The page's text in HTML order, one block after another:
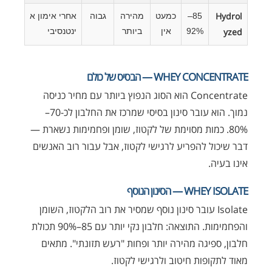
Hydrol
yzed
85–
92%
כמעט
אין
מהירה
ביותר
גבוה
אחרי אימון א
ינטנסיבי
WHEY CONCENTRATE — הבסיס של כולם
Concentrate הוא הסוג הנפוץ ביותר עם מחיר כניסה
נמוך. הוא עובר סינון בסיסי שמרכז את החלבון לכ-70–
80%. כמות מסוימת של לקטוז, שומן ופחמימות נשארת —
דבר שיכול להפריע לרגישי לקטוז, אבל עבור רוב האנשים
אינו בעיה.
WHEY ISOLATE — הסינון הנוסף
Isolate עובר סינון נוסף שמסיר את רוב הלקטוז, השומן
והפחמימות. התוצאה: חלבון נקי יותר עם 85–90% תכולת
חלבון, ספיגה מהירה יותר ופחות "רעש תזונתי". מתאים
מאוד לתקופות חיטוב ולרגישי לקטוז.